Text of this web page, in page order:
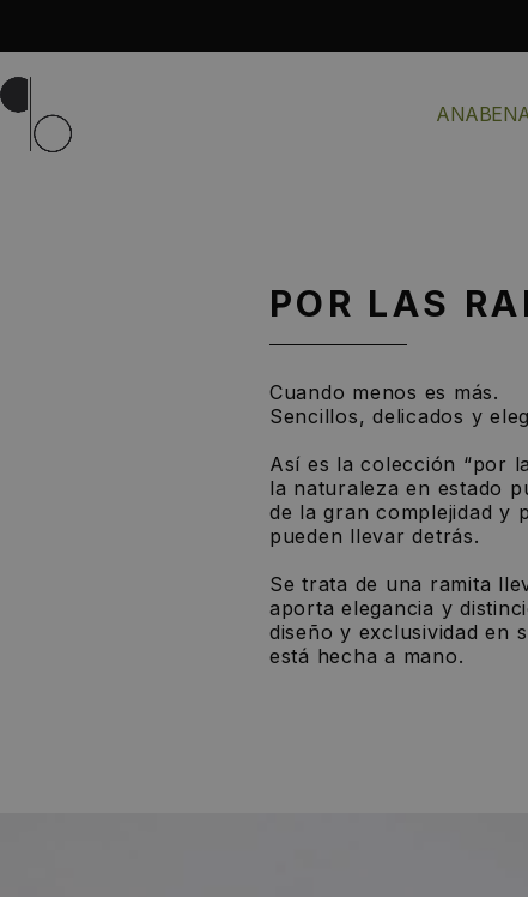
POR LAS
Cuando menos es más.
Sencillos, delicados y
Así es la colección “por
la naturaleza en estado
de la gran complejidad y
pueden llevar detrás.
Se trata de una ramita
aporta elegancia y
diseño y exclusividad en
está hecha a mano.